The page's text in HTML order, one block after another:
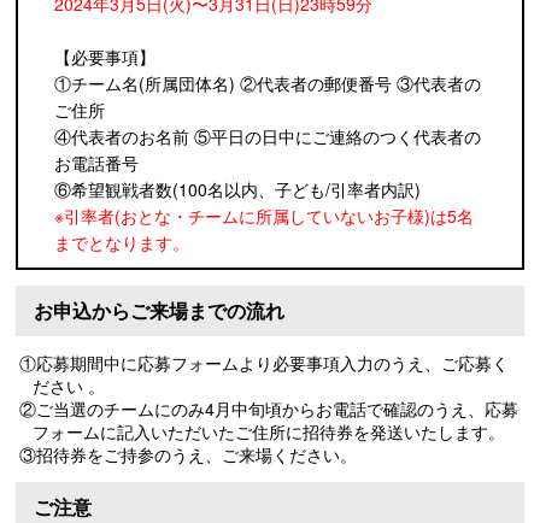
【必要事項】
①チーム名(所属団体名) ②代表者の郵便番号 ③代表者の
ご住所
④代表者のお名前 ⑤平日の日中にご連絡のつく代表者の
お電話番号
⑥希望観戦者数(100名以内、子ども/引率者内訳)
※引率者(おとな・チームに所属していないお子様)は5名
までとなります。
お申込からご来場までの流れ
①応募期間中に応募フォームより必要事項入力のうえ、ご応募く
ださい 。
②ご当選のチームにのみ4月中旬頃からお電話で確認のうえ、応募
フォームに記入いただいたご住所に招待券を発送いたします。
③招待券をご持参のうえ、ご来場ください。
ご注意